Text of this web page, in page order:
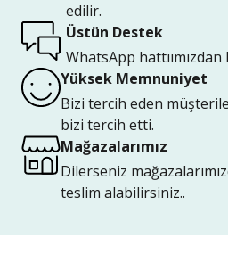
edilir.
Üstün Destek
WhatsApp hattıımızdan
Yüksek Memnuniyet
Bizi tercih eden
bizi tercih etti.
Mağazalarımız
Dilerseniz
teslim alabilirsiniz..